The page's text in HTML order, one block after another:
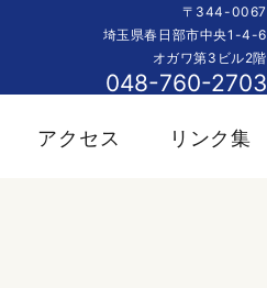
〒344-0067
埼玉県春日部市中央1-4-6
オガワ第3ビル2階
048-760-2703
アクセス リンク集